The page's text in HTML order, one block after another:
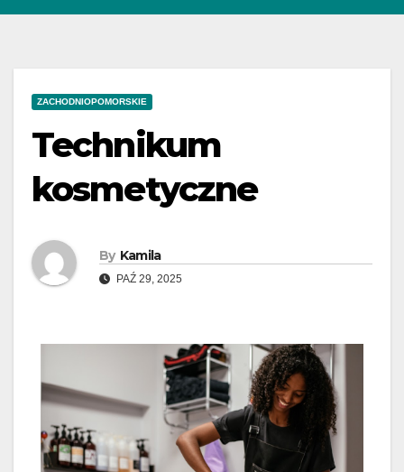
ZACHODNIOPOMORSKIE
Technikum
kosmetyczne
By Kamila
PAŹ 29, 2025